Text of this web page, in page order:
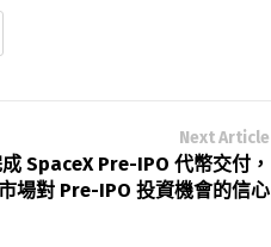
Next Article
SpaceX Pre-IPO 代幣交付，
場對 Pre-IPO 投資機會的信心